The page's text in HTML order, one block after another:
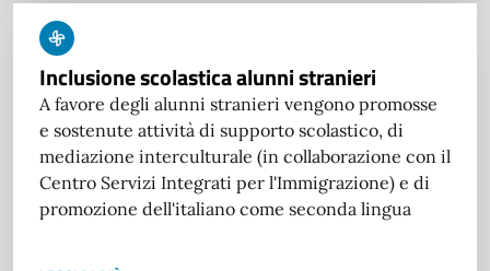
Inclusione scolastica alunni stranieri
A favore degli alunni stranieri vengono promosse
e sostenute attività di supporto scolastico, di
mediazione interculturale (in collaborazione con il
Centro Servizi Integrati per l'Immigrazione) e di
promozione dell'italiano come seconda lingua